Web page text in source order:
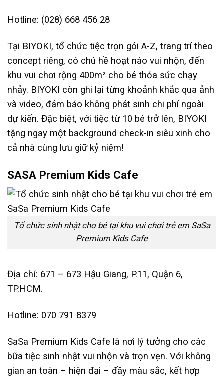
Hotline: (028) 668 456 28
Tại BIYOKI, tổ chức tiệc trọn gói A-Z, trang trí theo
concept riêng, có chú hề hoạt náo vui nhộn, đến
khu vui chơi rộng 400m² cho bé thỏa sức chạy
nhảy. BIYOKI còn ghi lại từng khoảnh khắc qua ảnh
và video, đảm bảo không phát sinh chi phí ngoài
dự kiến. Đặc biệt, với tiệc từ 10 bé trở lên, BIYOKI
tặng ngay một background check-in siêu xinh cho
cả nhà cùng lưu giữ kỷ niệm!
SASA Premium Kids Cafe
Tổ chức sinh nhật cho bé tại khu vui chơi trẻ em SaSa
Premium Kids Cafe
Địa chỉ: 671 – 673 Hậu Giang, P.11, Quận 6,
TP.HCM.
Hotline: 070 791 8379
SaSa Premium Kids Cafe là nơi lý tưởng cho các
bữa tiệc sinh nhật vui nhộn và trọn vẹn. Với không
gian an toàn – hiện đại – đầy màu sắc, kết hợp